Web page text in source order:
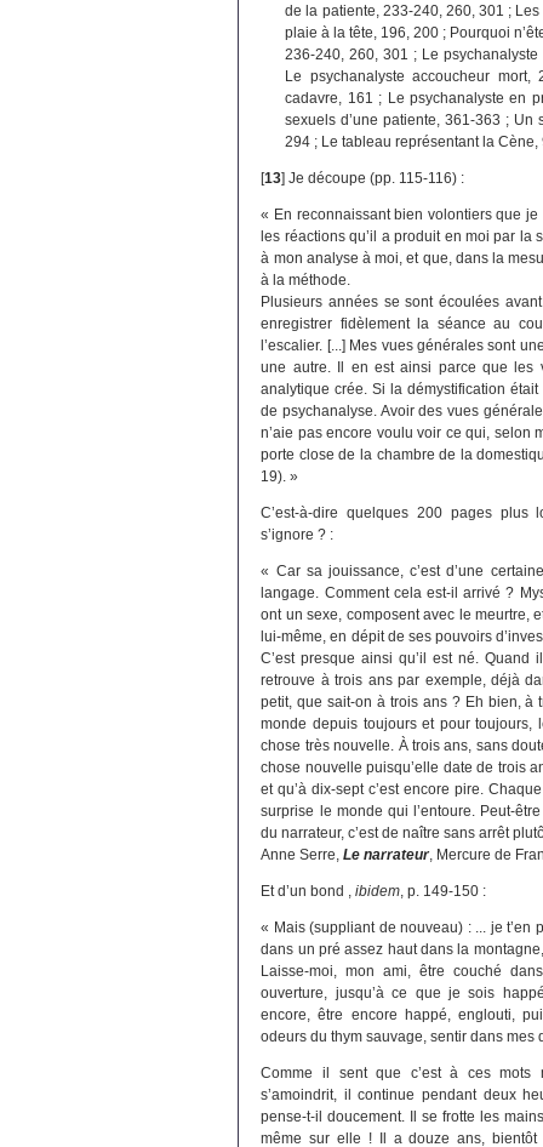
de la patiente, 233-240, 260, 301 ;
plaie à la tête, 196, 200 ; Pourquoi
236-240, 260, 301 ; Le
Le psychanalyste accoucheur
cadavre, 161 ; Le psychanalyste en
sexuels d’une patiente, 361-363 ; Un
294 ; Le tableau représentant la
[13]Je découpe (pp. 115-116) :
« En reconnaissant bien volontiers que je
les réactions qu’il a produit en moi par la
à mon analyse à moi, et que, dans la
à la méthode.
Plusieurs années se sont écoulées
enregistrer fidèlement la séance au
l’escalier. [...] Mes vues générales sont
une autre. Il en est ainsi parce que les
analytique crée. Si la démystification
de psychanalyse. Avoir des vues
n’aie pas encore voulu voir ce qui, selon
porte close de la chambre de la
19). »
C’est-à-dire quelques 200 pages
s’ignore ? :
« Car sa jouissance, c’est d’une
langage. Comment cela est-il arrivé ?
ont un sexe, composent avec le meurtre,
lui-même, en dépit de ses pouvoirs
C’est presque ainsi qu’il est né.
retrouve à trois ans par exemple, déjà
petit, que sait-on à trois ans ? Eh bien, à
monde depuis toujours et pour toujours,
chose très nouvelle. À trois ans, sans
chose nouvelle puisqu’elle date de trois
et qu’à dix-sept c’est encore pire.
surprise le monde qui l’entoure. Peut-
du narrateur, c’est de naître sans arrêt
Anne Serre,Le narrateur, Mercure de
Et d’un bond ,ibidem , p. 149-150 :
« Mais (suppliant de nouveau) : ... je
dans un pré assez haut dans la
Laisse-moi, mon ami, être couché
ouverture, jusqu’à ce que je sois
encore, être encore happé, englouti,
odeurs du thym sauvage, sentir dans mes
Comme il sent que c’est à ces mots
s’amoindrit, il continue pendant deux
pense-t-il doucement. Il se frotte les
même sur elle ! Il a douze ans,